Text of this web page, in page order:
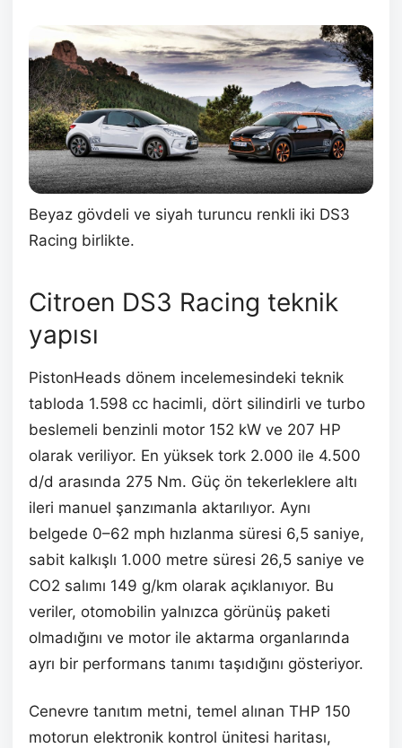
Beyaz gövdeli ve siyah turuncu renkli iki DS3
Racing birlikte.
Citroen DS3 Racing teknik
yapısı
PistonHeads dönem incelemesindeki teknik
tabloda 1.598 cc hacimli, dört silindirli ve turbo
beslemeli benzinli motor 152 kW ve 207 HP
olarak veriliyor. En yüksek tork 2.000 ile 4.500
d/d arasında 275 Nm. Güç ön tekerleklere altı
ileri manuel şanzımanla aktarılıyor. Aynı
belgede 0–62 mph hızlanma süresi 6,5 saniye,
sabit kalkışlı 1.000 metre süresi 26,5 saniye ve
CO2 salımı 149 g/km olarak açıklanıyor. Bu
veriler, otomobilin yalnızca görünüş paketi
olmadığını ve motor ile aktarma organlarında
ayrı bir performans tanımı taşıdığını gösteriyor.
Cenevre tanıtım metni, temel alınan THP 150
motorun elektronik kontrol ünitesi haritası,